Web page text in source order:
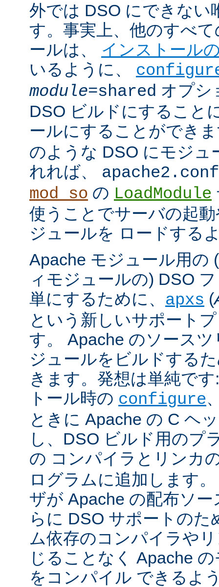
外では DSO にできない
す。事実上、他のすべ
ールは、 インストール
いるように、
module=shared オプシ
DSO ビルドにすること
ールにすることができ
のような DSO にモジュ
れれば、 apache2.conf
mod_so の LoadModule
使うことでサーバの起
ジュールを ロードする
Apache モジュール用の
ィモジュールの) DSO
単にするために、 apxs (
という新しいサポート
す。 Apache のソースツ
ジュールをビルドする
きます。発想は単純で
トール時の configure
ときに Apache の C ヘ
し、DSO ビルド用のプ
の コンパイラとリンカ
ログラムに追加します
ザが Apache の配布ソ
らに DSO サポートの
ム依存のコンパイラや
じることなく Apache
をコンパイル できるよ